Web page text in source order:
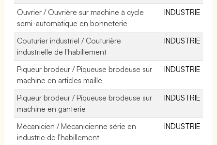
Ouvrier / Ouvrière sur machine à cycle
semi-automatique en bonneterie
INDUSTRIE
Couturier industriel / Couturière
industrielle de l'habillement
INDUSTRIE
Piqueur brodeur / Piqueuse brodeuse sur
machine en articles maille
INDUSTRIE
Piqueur brodeur / Piqueuse brodeuse sur
machine en ganterie
INDUSTRIE
Mécanicien / Mécanicienne série en
industrie de l'habillement
INDUSTRIE